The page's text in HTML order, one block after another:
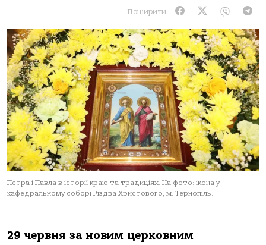
Поширити:
Петра і Павла в історії краю та традиціях. На фото: ікона у
кафедральному соборі Різдва Христового, м. Тернопіль.
29 червня за новим церковним